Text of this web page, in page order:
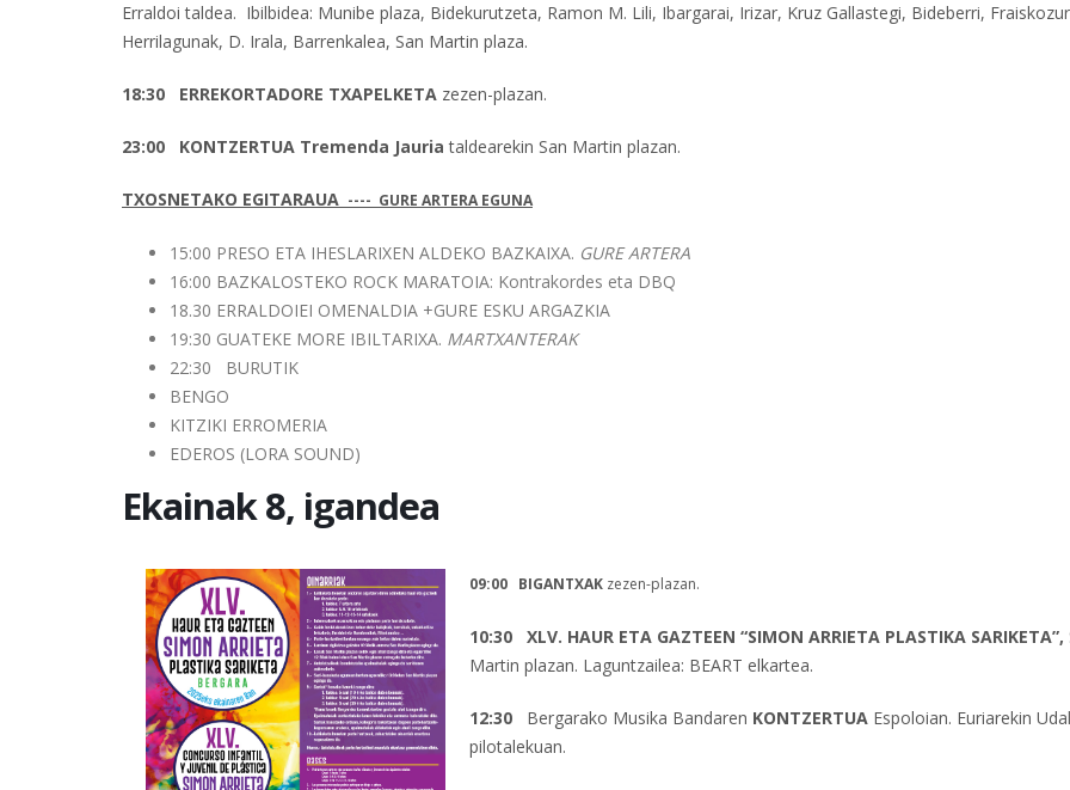
Erraldoi taldea. Ibilbidea: Munibe plaza, Bidekurutzeta, Ramon M. Lili, Ibargarai, Irizar, Kruz Gallastegi, Bideberri,
Herrilagunak, D. Irala, Barrenkalea, San Martin plaza.
18:30 ERREKORTADORE TXAPELKETA zezen-plazan.
23:00 KONTZERTUA Tremenda Jauria taldearekin San Martin plazan.
TXOSNETAKO EGITARAUA ---- GURE ARTERA EGUNA
15:00 PRESO ETA IHESLARIXEN ALDEKO BAZKAIXA. GURE ARTERA
16:00 BAZKALOSTEKO ROCK MARATOIA: Kontrakordes eta DBQ
18.30 ERRALDOIEI OMENALDIA +GURE ESKU ARGAZKIA
19:30 GUATEKE MORE IBILTARIXA. MARTXANTERAK
22:30 BURUTIK
BENGO
KITZIKI ERROMERIA
EDEROS (LORA SOUND)
Ekainak 8, igandea
09:00 BIGANTXAK zezen-plazan.
10:30 XLV. HAUR ETA GAZTEEN “SIMON ARRIETA PLASTIKA SARIKETA”,
Martin plazan. Laguntzailea: BEART elkartea.
12:30 Bergarako Musika Bandaren KONTZERTUA Espoloian. Euriarekin Udal
pilotalekuan.